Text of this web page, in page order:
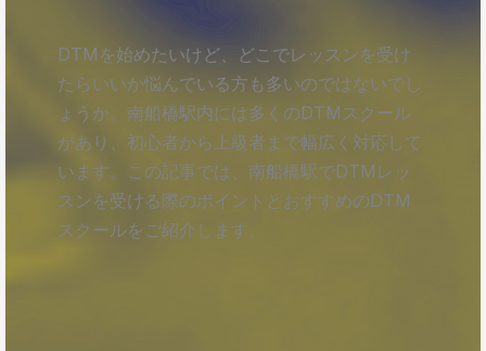
DTMを始めたいけど、どこでレッスンを受け
たらいいか悩んでいる方も多いのではないでし
ょうか。南船橋駅内には多くのDTMスクール
があり、初心者から上級者まで幅広く対応して
います。この記事では、南船橋駅でDTMレッ
スンを受ける際のポイントとおすすめのDTM
スクールをご紹介します。